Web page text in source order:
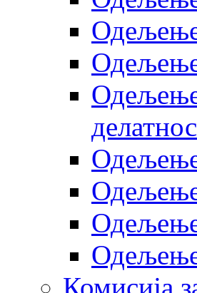
Одељење
Одељење
Одељење
Комисија